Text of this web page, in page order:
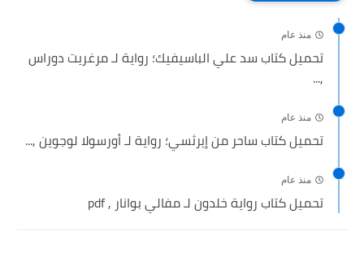
منذ عام
تحميل كتاب سد علي الباسيفيك؛ رواية لـ مرغريت دوراس
,...
منذ عام
تحميل كتاب ساحر من إيرثسي؛ رواية لـ أورسولا لوجوين ,...
منذ عام
تحميل كتاب رواية خلدون لـ مفالي بوانار , pdf